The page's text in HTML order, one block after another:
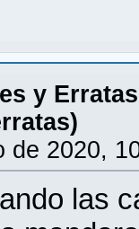
y Erratas
de 2020,
las